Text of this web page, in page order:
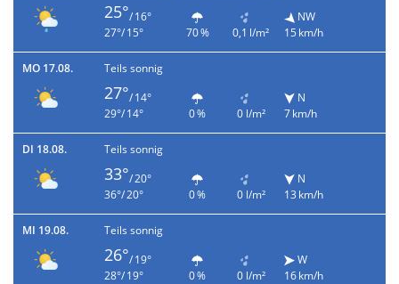
25°/ 16°
27°/ 15°
70 % 0,1 l/m²
NW
15 km/h
MO 17.08. Teils sonnig
27°/ 14°
29°/ 14°
0 % 0 l/m²
N
7 km/h
DI 18.08. Teils sonnig
33°/ 20°
36°/ 20°
0 % 0 l/m²
N
13 km/h
MI 19.08. Teils sonnig
26°/ 19°
28°/ 19°
0 % 0 l/m²
W
16 km/h